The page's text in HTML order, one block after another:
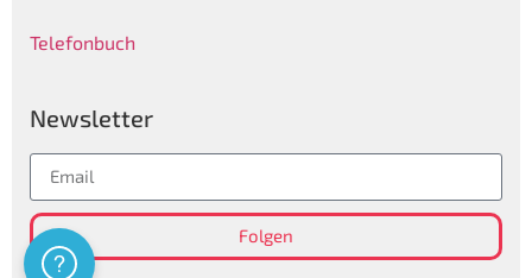
Telefonbuch
Newsletter
Folgen
Assistenza